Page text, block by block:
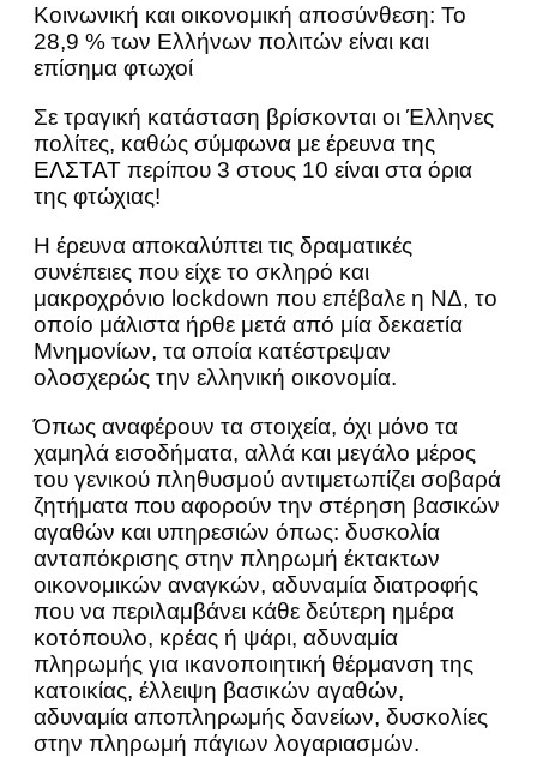
Κοινωνική και οικονομική αποσύνθεση: Το
28,9 % των Ελλήνων πολιτών είναι και
επίσημα φτωχοί
Σε τραγική κατάσταση βρίσκονται οι Έλληνες
πολίτες, καθώς σύμφωνα με έρευνα της
ΕΛΣΤΑΤ περίπου 3 στους 10 είναι στα όρια
της φτώχιας!
Η έρευνα αποκαλύπτει τις δραματικές
συνέπειες που είχε το σκληρό και
μακροχρόνιο lockdown που επέβαλε η ΝΔ, το
οποίο μάλιστα ήρθε μετά από μία δεκαετία
Μνημονίων, τα οποία κατέστρεψαν
ολοσχερώς την ελληνική οικονομία.
Όπως αναφέρουν τα στοιχεία, όχι μόνο τα
χαμηλά εισοδήματα, αλλά και μεγάλο μέρος
του γενικού πληθυσμού αντιμετωπίζει σοβαρά
ζητήματα που αφορούν την στέρηση βασικών
αγαθών και υπηρεσιών όπως: δυσκολία
ανταπόκρισης στην πληρωμή έκτακτων
οικονομικών αναγκών, αδυναμία διατροφής
που να περιλαμβάνει κάθε δεύτερη ημέρα
κοτόπουλο, κρέας ή ψάρι, αδυναμία
πληρωμής για ικανοποιητική θέρμανση της
κατοικίας, έλλειψη βασικών αγαθών,
αδυναμία αποπληρωμής δανείων, δυσκολίες
στην πληρωμή πάγιων λογαριασμών.